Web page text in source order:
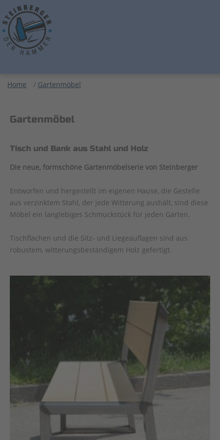
Home / Gartenmöbel
Gartenmöbel
Tisch und Bank aus Stahl und Holz
Die neue, formschöne Gartenmöbelserie von Steinberger
Entworfen und hergestellt im eigenen Hause, die Gestelle
aus verzinktem Stahl, der jede Witterung aushält, sind diese
Möbel ein langlebiges Schmuckstück für jeden Garten.
Tischflächen und die Sitz- und Liegeauflagen sind aus
robustem, witterungsbeständigem Holz gefertigt.